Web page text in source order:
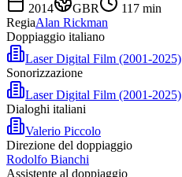
2014
GBR 117 min
RegiaAlan Rickman
Doppiaggio italiano
Laser Digital Film (2001-2025)
Sonorizzazione
Laser Digital Film (2001-2025)
Dialoghi italiani
Valerio Piccolo
Direzione del doppiaggio
Rodolfo Bianchi
Assistente al doppiaggio